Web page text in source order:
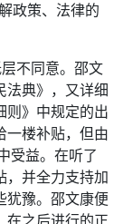
政策、法律的
不同意。邵文
法典》，又详细
则》中规定的出
一楼补贴，但由
受益。在听了
，并全力支持加
犹豫。邵文康便
在之后进行的正